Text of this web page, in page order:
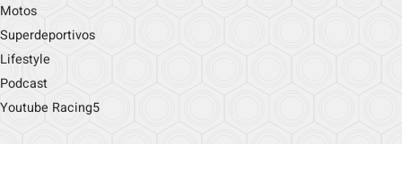
Motos
Superdeportivos
Lifestyle
Podcast
Youtube Racing5